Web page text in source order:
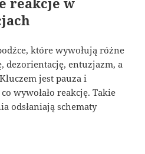
które wywołują różne
dezorientację, entuzjazm, a
jest pauza i
wywołało reakcję. Takie
odsłaniają schematy